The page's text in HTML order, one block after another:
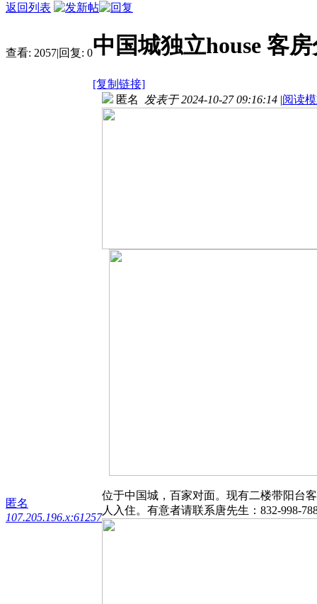
返回列表
查看: 2057|回复: 0中国城独立house 客
[复制链接]
匿名
107.205.196.x:61257
匿名 发表于 2024-10-27 09:16:14 |阅读
位于中国城，百家对面。现有二楼带阳台
人入住。有意者请联系唐先生：832-998-